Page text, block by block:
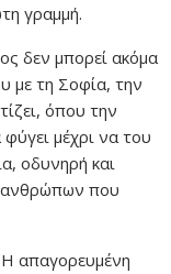
γραμμή.
δεν μπορεί ακόμα
με τη Σοφία, την
όπου την
φύγει μέχρι να του
οδυνηρή και
ανθρώπων που
Η απαγορευμένη